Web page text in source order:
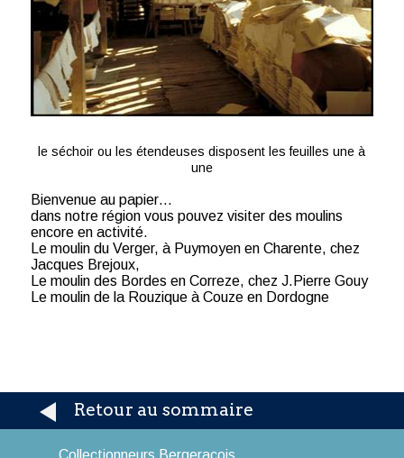
le séchoir ou les étendeuses disposent les feuilles une à
une
Bienvenue au papier…
dans notre région vous pouvez visiter des moulins
encore en activité.
Le moulin du Verger, à Puymoyen en Charente, chez
Jacques Brejoux,
Le moulin des Bordes en Correze, chez J.Pierre Gouy
Le moulin de la Rouzique à Couze en Dordogne
Retour au sommaire